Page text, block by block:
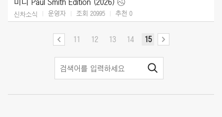
신차소식 운영자 조회 20995 추천 0
11 12 13 14 15